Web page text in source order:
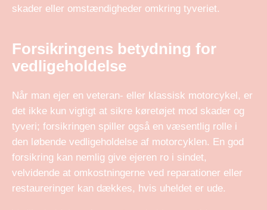
skader eller omstændigheder omkring tyveriet.
Forsikringens betydning for
vedligeholdelse
Når man ejer en veteran- eller klassisk motorcykel, er
det ikke kun vigtigt at sikre køretøjet mod skader og
tyveri; forsikringen spiller også en væsentlig rolle i
den løbende vedligeholdelse af motorcyklen. En god
forsikring kan nemlig give ejeren ro i sindet,
velvidende at omkostningerne ved reparationer eller
restaureringer kan dækkes, hvis uheldet er ude.